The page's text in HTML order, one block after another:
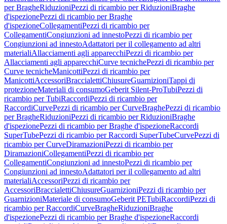
per BragheRiduzioniPezzi di ricambio per RiduzioniBraghe
d'ispezionePezzi di ricambio per Braghe
d'ispezioneCollegamentiPezzi di ricambio per
CollegamentiCongiunzioni ad innestoPezzi di ricambio per
Congiunzioni ad innestoAdattatori per il collegamento ad altri
materialiAllacciamenti agli apparecchiPezzi di ricambio per
Allacciamenti agli apparecchiCurve tecnichePezzi di ricambio per
Curve tecnicheManicottiPezzi di ricambio per
ManicottiAccessoriBraccialettiChiusureGuarnizioniTappi di
protezioneMateriali di consumoGeberit Silent-ProTubiPezzi di
ricambio per TubiRaccordiPezzi di ricambio per
RaccordiCurvePezzi di ricambio per CurveBraghePezzi di ricambio
per BragheRiduzioniPezzi di ricambio per RiduzioniBraghe
d'ispezionePezzi di ricambio per Braghe d'ispezioneRaccordi
SuperTubePezzi di ricambio per Raccordi SuperTubeCurvePezzi di
ricambio per CurveDiramazioniPezzi di ricambio per
DiramazioniCollegamentiPezzi di ricambio per
CollegamentiCongiunzioni ad innestoPezzi di ricambio per
Congiunzioni ad innestoAdattatori per il collegamento ad altri
materialiAccessoriPezzi di ricambio per
AccessoriBraccialettiChiusureGuarnizioniPezzi di ricambio per
GuarnizioniMateriale di consumoGeberit PETubiRaccordiPezzi di
ricambio per RaccordiCurveBragheRiduzioniBraghe
d'ispezionePezzi di ricambio per Braghe d'ispezioneRaccordi